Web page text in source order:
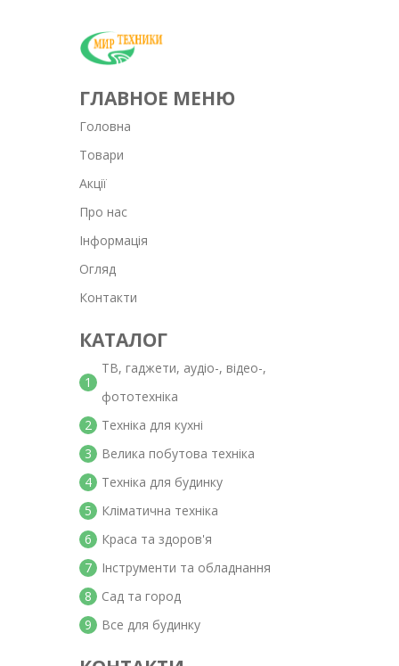
ГЛАВНОЕ МЕНЮ
Головна
Товари
Акції
Про нас
Інформація
Огляд
Контакти
КАТАЛОГ
ТВ, гаджети, аудіо-, відео-,
фототехніка
1
Техніка для кухні
2
Велика побутова техніка
3
Техніка для будинку
4
Кліматична техніка
5
Краса та здоров'я
6
Інструменти та обладнання
7
Сад та город
8
Все для будинку
9